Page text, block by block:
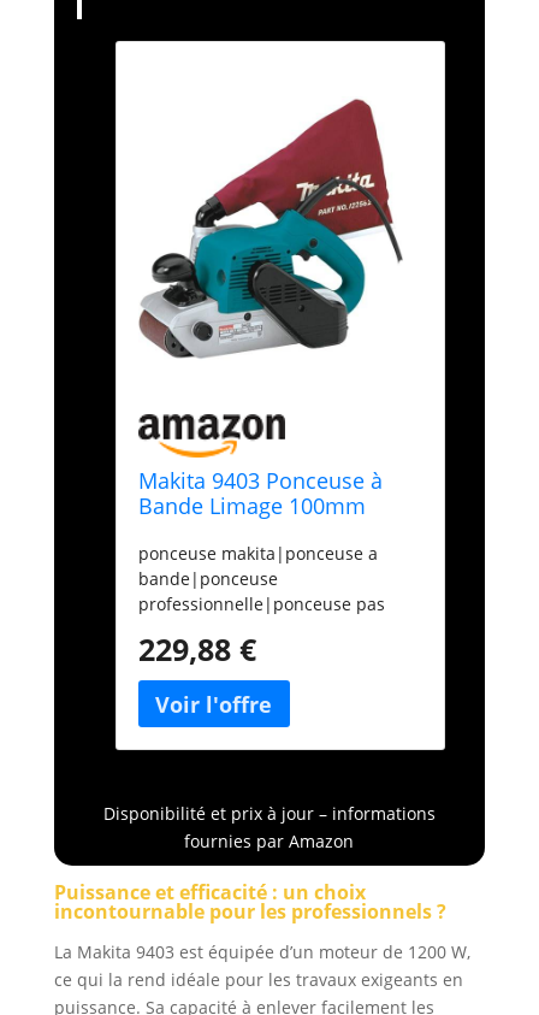
Makita 9403 Ponceuse à
Bande Limage 100mm
ponceuse makita|ponceuse a
bande|ponceuse
professionnelle|ponceuse pas
electrique|ponceuse filaire|achat
ponceuse à bande|ponceuse 1010
W|ponceuse a bande
robuste|9403
229,88 €
Disponibilité et prix à jour – informations
fournies par Amazon
Puissance et efficacité : un choix
incontournable pour les professionnels ?
La Makita 9403 est équipée d’un moteur de 1200 W,
ce qui la rend idéale pour les travaux exigeants en
puissance. Sa capacité à enlever facilement les